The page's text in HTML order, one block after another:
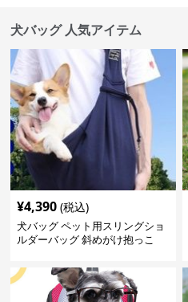
犬バッグ 人気アイテム
¥4,390 (税込)
犬バッグ ペット用スリングショ
ルダーバッグ 斜めがけ抱っこ